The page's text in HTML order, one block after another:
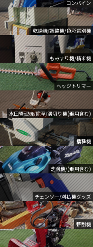
コンバイン
乾燥機/調整機/色彩選別機
もみすり機/精米機
ヘッジトリマー
水田管理機/除草/溝切り機(乗用含む)
播種機
芝刈機/(乗用含む)
チェンソー/刈払機グッズ
薪割機